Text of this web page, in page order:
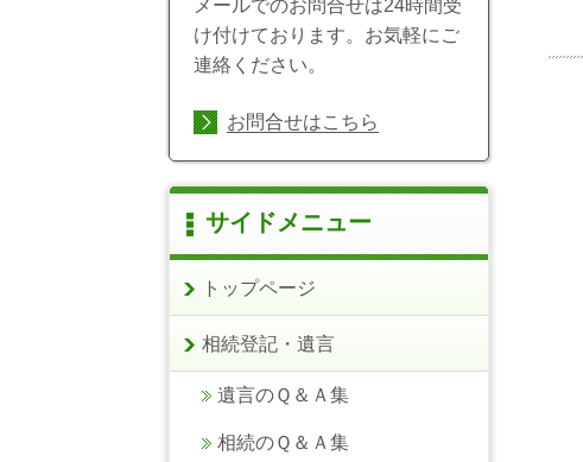
メールでのお問合せは24時間受
け付けております。お気軽にご
連絡ください。
お問合せはこちら
サイドメニュー
トップページ
相続登記・遺言
遺言のＱ＆Ａ集
相続のＱ＆Ａ集